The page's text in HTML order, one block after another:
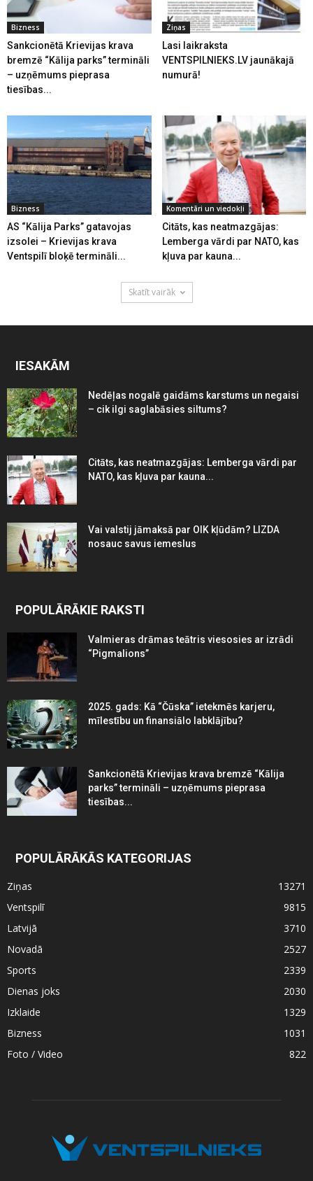
Bizness
Sankcionētā Krievijas krava
bremzē “Kālija parks” termināli
– uzņēmums pieprasa
tiesības...
Ziņas
Lasi laikraksta
VENTSPILNIEKS.LV jaunākajā
numurā!
Bizness
AS “Kālija Parks” gatavojas
izsolei – Krievijas krava
Ventspilī bloķē termināli...
Komentāri un viedokļi
Citāts, kas neatmazgājas:
Lemberga vārdi par NATO, kas
kļuva par kauna...
Skatīt vairāk
IESAKĀM
Nedēļas nogalē gaidāms karstums un negaisi
– cik ilgi saglabāsies siltums?
Citāts, kas neatmazgājas: Lemberga vārdi par
NATO, kas kļuva par kauna...
Vai valstij jāmaksā par OIK kļūdām? LIZDA
nosauc savus iemeslus
POPULĀRĀKIE RAKSTI
Valmieras drāmas teātris viesosies ar izrādi
“Pigmalions”
2025. gads: Kā “Čūska” ietekmēs karjeru,
mīlestību un finansiālo labklājību?
Sankcionētā Krievijas krava bremzē “Kālija
parks” termināli – uzņēmums pieprasa
tiesības...
POPULĀRĀKĀS KATEGORIJAS
Ziņas
13271
Ventspilī
9815
Latvijā
3710
Novadā
2527
Sports
2339
Dienas joks
2030
Izklaide
1329
Bizness
1031
Foto / Video
822